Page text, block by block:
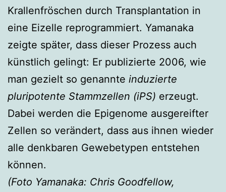
Krallenfröschen durch Transplantation in
eine Eizelle reprogrammiert. Yamanaka
zeigte später, dass dieser Prozess auch
künstlich gelingt: Er publizierte 2006, wie
man gezielt so genannte induzierte
pluripotente Stammzellen (iPS) erzeugt.
Dabei werden die Epigenome ausgereifter
Zellen so verändert, dass aus ihnen wieder
alle denkbaren Gewebetypen entstehen
können.
(Foto Yamanaka: Chris Goodfellow,